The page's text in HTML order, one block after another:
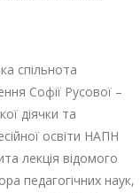
спільнота
Софії Русової –
діячки та
освіти НАПН
лекція відомого
педагогічних наук,